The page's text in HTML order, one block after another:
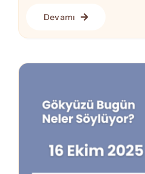
Devamı